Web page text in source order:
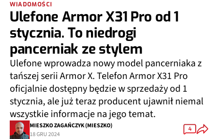
WIADOMOŚCI
Ulefone Armor X31 Pro od 1
stycznia. To niedrogi
pancerniak ze stylem
Ulefone wprowadza nowy model pancerniaka z
tańszej serii Armor X. Telefon Armor X31 Pro
oficjalnie dostępny będzie w sprzedaży od 1
stycznia, ale już teraz producent ujawnił niemal
wszystkie informacje na jego temat.
MIESZKO ZAGAŃCZYK (MIESZKO)
18 GRU 2024
4